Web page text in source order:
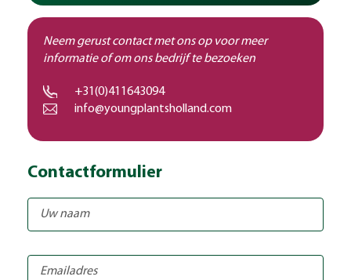
Contactformulier
Neem gerust contact met ons op voor meer
informatie of om ons bedrijf te bezoeken
+31(0)411643094
info@youngplantsholland.com